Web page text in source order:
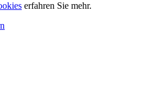
erfahren Sie mehr.